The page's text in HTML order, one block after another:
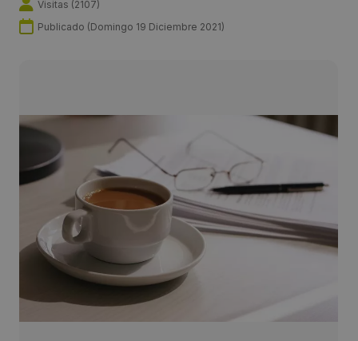
Visitas (2107)
Publicado (Domingo 19 Diciembre 2021)